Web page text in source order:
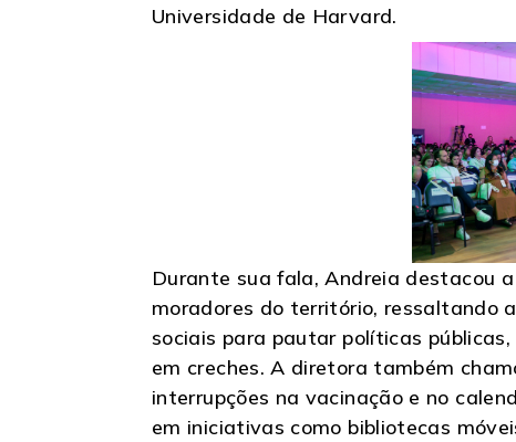
Universidade de Harvard.
Durante sua fala, Andreia destacou
moradores do território, ressaltando
sociais para pautar políticas
em creches. A diretora também
interrupções na vacinação e no
em iniciativas como bibliotecas